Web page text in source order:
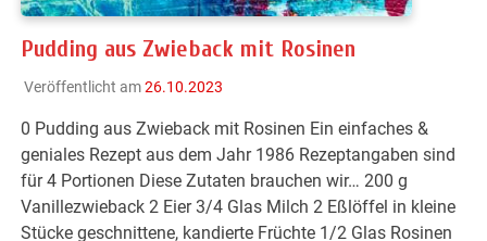
Pudding aus Zwieback mit Rosinen
Veröffentlicht am26.10.2023
0 Pudding aus Zwieback mit Rosinen Ein einfaches &
geniales Rezept aus dem Jahr 1986 Rezeptangaben sind
für 4 Portionen Diese Zutaten brauchen wir… 200 g
Vanillezwieback 2 Eier 3/4 Glas Milch 2 Eßlöffel in kleine
Stücke geschnittene, kandierte Früchte 1/2 Glas Rosinen